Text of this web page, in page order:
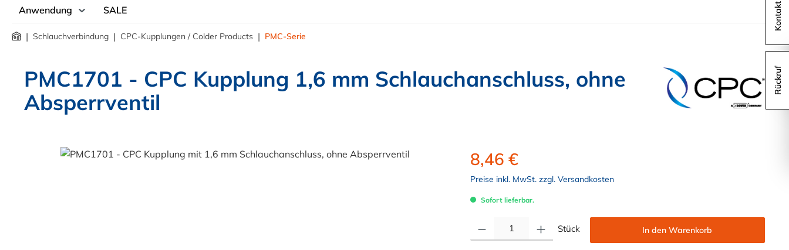
Anwendung SALE
| Schlauchverbindung | CPC-Kupplungen / Colder Products | PMC-Serie
PMC1701 - CPC Kupplung 1,6 mm Schlauchanschluss, ohne
Absperrventil
Bildergalerie überspringen 8,46 €
Preise inkl. MwSt. zzgl. Versandkosten
Sofort lieferbar.
Stück In den Warenkorb
Kontakt
Rückruf